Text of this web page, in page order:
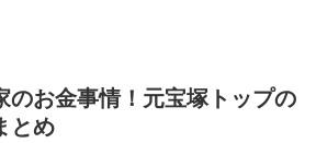
のお金事情！元宝塚トップの
とめ